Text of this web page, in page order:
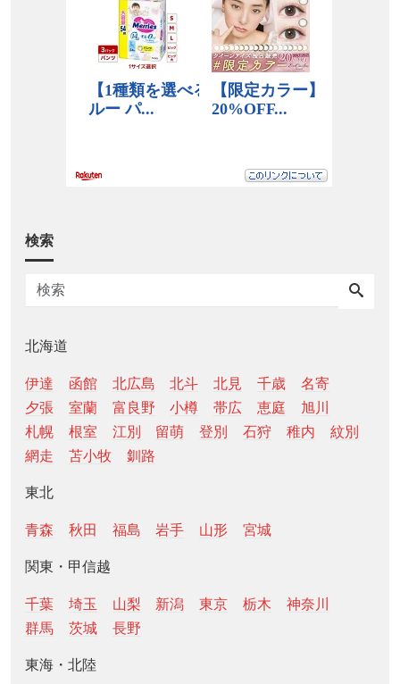
検索
北海道
伊達 函館 北広島 北斗 北見 千歳
名寄
夕張
室蘭 富良野 小樽 帯広 恵庭
旭川
札幌
根室 江別 留萌 登別 石狩 稚内
紋別
網走
苫小牧 釧路
東北
青森 秋田 福島 岩手 山形 宮城
関東・甲信越
千葉 埼玉 山梨 新潟 東京 栃木
神奈川
群馬
茨城 長野
東海・北陸